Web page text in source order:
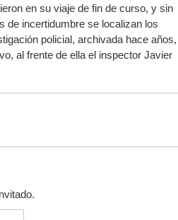
en su viaje de fin de curso, y sin
de incertidumbre se localizan los
policial, archivada hace años,
al frente de ella el inspector Javier